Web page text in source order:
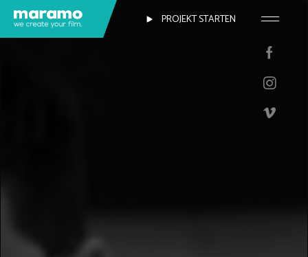
PROJEKT STARTEN